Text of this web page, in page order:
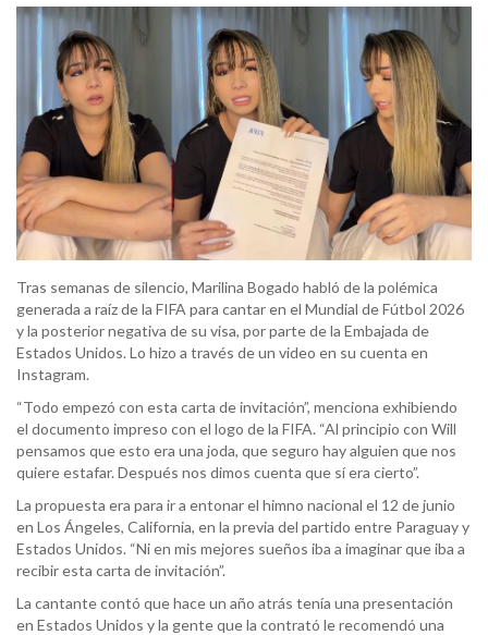
Tras semanas de silencio, Marilina Bogado habló de la polémica
generada a raíz de la FIFA para cantar en el Mundial de Fútbol 2026
y la posterior negativa de su visa, por parte de la Embajada de
Estados Unidos. Lo hizo a través de un video en su cuenta en
Instagram.
“Todo empezó con esta carta de invitación”, menciona exhibiendo
el documento impreso con el logo de la FIFA. “Al principio con Will
pensamos que esto era una joda, que seguro hay alguien que nos
quiere estafar. Después nos dimos cuenta que sí era cierto”.
La propuesta era para ir a entonar el himno nacional el 12 de junio
en Los Ángeles, California, en la previa del partido entre Paraguay y
Estados Unidos. “Ni en mis mejores sueños iba a imaginar que iba a
recibir esta carta de invitación”.
La cantante contó que hace un año atrás tenía una presentación
en Estados Unidos y la gente que la contrató le recomendó una